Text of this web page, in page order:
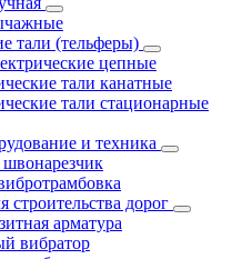
тали (тельферы)
цепные
тали канатные
тали стационарные
и техника
строительства дорог
арматура
вибратор